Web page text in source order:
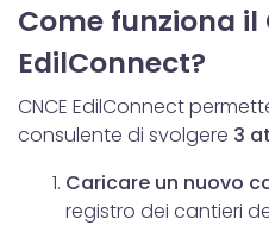
Come funziona il
EdilConnect?
CNCE EdilConnect
consulente di svolgere 3
Caricare un nuovo
registro dei cantieri